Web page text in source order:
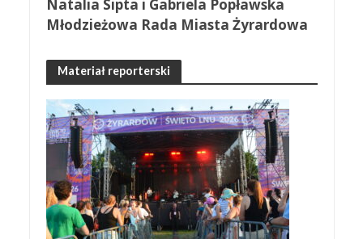
Natalia Sipta i Gabriela Popławska
Młodzieżowa Rada Miasta Żyrardowa
Materiał reporterski